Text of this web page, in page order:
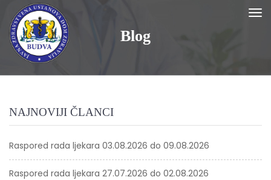
Blog
NAJNOVIJI ČLANCI
Raspored rada ljekara 03.08.2026 do 09.08.2026
Raspored rada ljekara 27.07.2026 do 02.08.2026